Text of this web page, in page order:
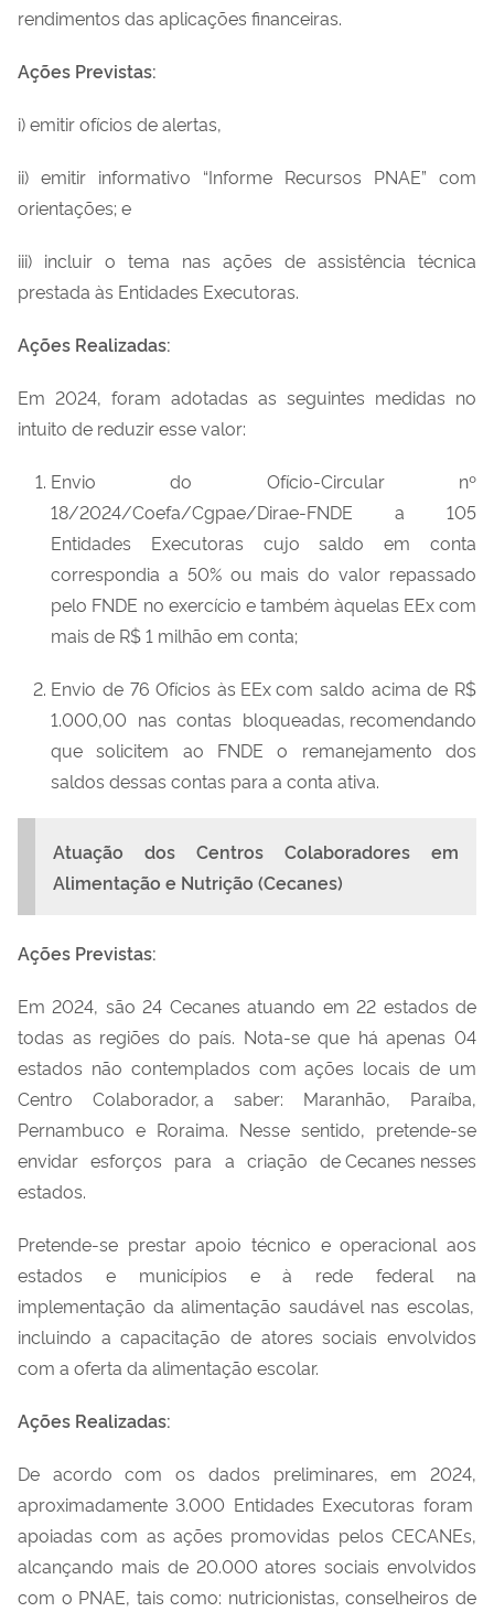
rendimentos das aplicações financeiras.
Ações Previstas:
i) emitir ofícios de alertas,
ii) emitir informativo “Informe Recursos PNAE” com
orientações; e
iii) incluir o tema nas ações de assistência técnica
prestada às Entidades Executoras.
Ações Realizadas:
Em 2024, foram adotadas as seguintes medidas no
intuito de reduzir esse valor:
Envio do Ofício-Circular nº
18/2024/Coefa/Cgpae/Dirae-FNDE a 105
Entidades Executoras cujo saldo em conta
correspondia a 50% ou mais do valor repassado
pelo FNDE no exercício e também àquelas EExcom
mais de R$ 1 milhão em conta;
Envio de 76 Ofícios às EExcom saldo acima de R$
1.000,00 nas contas bloqueadas, recomendando
que solicitem ao FNDE o remanejamento dos
saldos dessas contas para a conta ativa.
Atuação dos Centros Colaboradores em
Alimentação e Nutrição (Cecanes)
Ações Previstas:
Em 2024, são 24 Cecanes atuando em 22 estados de
todas as regiões do país. Nota-se que há apenas 04
estados não contemplados com ações locais de um
Centro Colaborador, a saber: Maranhão, Paraíba,
Pernambuco e Roraima. Nesse sentido, pretende-se
envidar esforços para a criação deCecanes nesses
estados.
Pretende-se prestar apoio técnico e operacional aos
estados e municípios eà redefederal na
implementação da alimentação saudável nas escolas,
incluindo a capacitação de atores sociais envolvidos
com a oferta da alimentação escolar.
Ações Realizadas:
De acordo com os dados preliminares,em 2024,
aproximadamente 3.000 Entidades Executoras foram
apoiadas com as ações promovidas pelos CECANEs,
alcançando mais de 20.000 atores sociais envolvidos
com o PNAE, tais como: nutricionistas, conselheiros de